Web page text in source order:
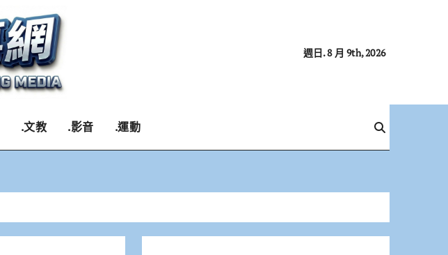
週日. 8 月 9th, 2026
.文教 .影音 .運動